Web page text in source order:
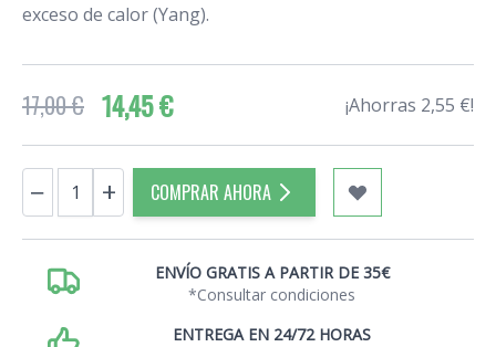
exceso de calor (Yang).
17,00 € 14,45 € ¡Ahorras 2,55 €!
Cantidad
− + COMPRAR AHORA
ENVÍO GRATIS A PARTIR DE 35€
*Consultar condiciones
ENTREGA EN 24/72 HORAS